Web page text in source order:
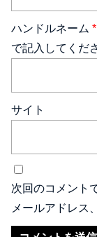
ハンドルネーム *
で記入してくだ
サイト
次回のコメント
メールアドレス